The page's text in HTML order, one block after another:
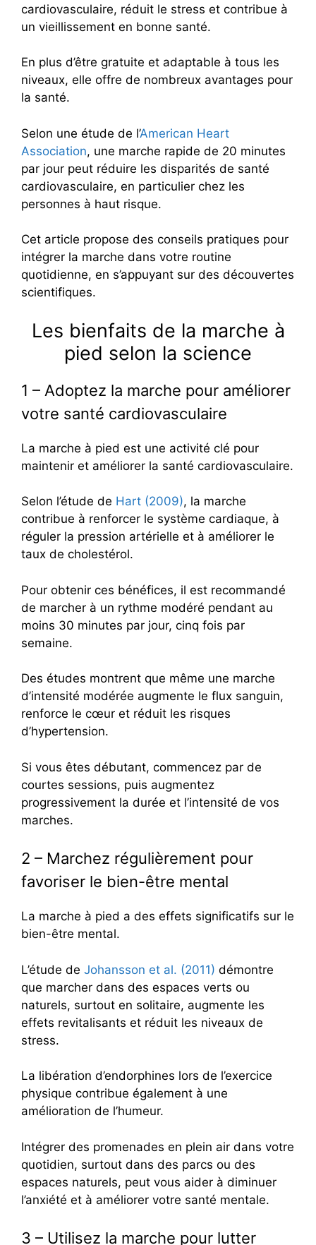
cardiovasculaire, réduit le stress et contribue à
un vieillissement en bonne santé.
En plus d’être gratuite et adaptable à tous les
niveaux, elle offre de nombreux avantages pour
la santé.
Selon une étude de l’American Heart
Association, une marche rapide de 20 minutes
par jour peut réduire les disparités de santé
cardiovasculaire, en particulier chez les
personnes à haut risque.
Cet article propose des conseils pratiques pour
intégrer la marche dans votre routine
quotidienne, en s’appuyant sur des découvertes
scientifiques.
Les bienfaits de la marche à
pied selon la science
1 – Adoptez la marche pour améliorer
votre santé cardiovasculaire
La marche à pied est une activité clé pour
maintenir et améliorer la santé cardiovasculaire.
Selon l’étude de Hart (2009), la marche
contribue à renforcer le système cardiaque, à
réguler la pression artérielle et à améliorer le
taux de cholestérol.
Pour obtenir ces bénéfices, il est recommandé
de marcher à un rythme modéré pendant au
moins 30 minutes par jour, cinq fois par
semaine.
Des études montrent que même une marche
d’intensité modérée augmente le flux sanguin,
renforce le cœur et réduit les risques
d’hypertension.
Si vous êtes débutant, commencez par de
courtes sessions, puis augmentez
progressivement la durée et l’intensité de vos
marches.
2 – Marchez régulièrement pour
favoriser le bien-être mental
La marche à pied a des effets significatifs sur le
bien-être mental.
L’étude de Johansson et al. (2011) démontre
que marcher dans des espaces verts ou
naturels, surtout en solitaire, augmente les
effets revitalisants et réduit les niveaux de
stress.
La libération d’endorphines lors de l’exercice
physique contribue également à une
amélioration de l’humeur.
Intégrer des promenades en plein air dans votre
quotidien, surtout dans des parcs ou des
espaces naturels, peut vous aider à diminuer
l’anxiété et à améliorer votre santé mentale.
3 – Utilisez la marche pour lutter